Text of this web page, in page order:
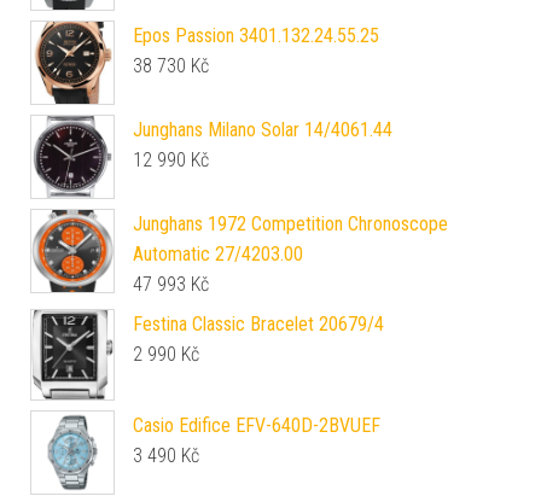
Epos Passion 3401.132.24.55.25
38 730 Kč
Junghans Milano Solar 14/4061.44
12 990 Kč
Junghans 1972 Competition Chronoscope
Automatic 27/4203.00
47 993 Kč
Festina Classic Bracelet 20679/4
2 990 Kč
Casio Edifice EFV-640D-2BVUEF
3 490 Kč